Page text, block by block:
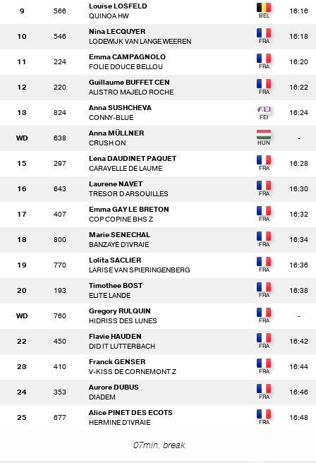
9 566
Louise LOSFELD
QUINOA HW
16:16
10 546
Nina LECQUYER
LODEWIJK VAN LANGE WEEREN
16:18
11 224
Emma CAMPAGNOLO
FOLIE DOUCE BELLOU
16:20
12 220
Guillaume BUFFET CEN
ALISTRO MAJELO ROCHE
16:22
13 824
Anna SUSHCHEVA
CONNY-BLUE
16:24
WD 638
Anna MÜLLNER
CRUSH ON
-
15 297
Lena DAUDINET PAQUET
CARAVELLE DE LAUME
16:28
16 643
Laurene NAVET
TRESOR D ARSOUILLES
16:30
17 407
Emma GAY LE BRETON
COP COPINE BHS Z
16:32
18 800
Marie SENECHAL
BANZAYE D'IVRAIE
16:34
19 770
Lolita SACLIER
LARISE VAN SPIERINGENBERG
16:36
20 193
Timothee BOST
ELITE LANDE
16:38
WD 760
Gregory RULQUIN
HIDRISS DES LUNES
-
22 450
Flavie HAUDEN
DID IT LUTTERBACH
16:42
23 410
Franck GENSER
V-KISS DE CORNEMONT Z
16:44
24 353
Aurore DUBUS
DIADEM
16:46
25 677
Alice PINET DES ECOTS
HERMINE D'IVRAIE
16:48
07min. break